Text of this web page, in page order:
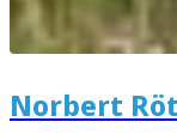
Norbert